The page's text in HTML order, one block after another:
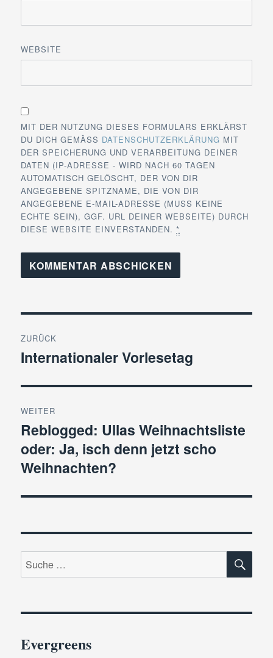
WEBSITE
MIT DER NUTZUNG DIESES FORMULARS ERKLÄRST
DU DICH GEMÄSS DATENSCHUTZERKLÄRUNG MIT
DER SPEICHERUNG UND VERARBEITUNG DEINER
DATEN (IP-ADRESSE - WIRD NACH 60 TAGEN
AUTOMATISCH GELÖSCHT, DER VON DIR
ANGEGEBENE SPITZNAME, DIE VON DIR
ANGEGEBENE E-MAIL-ADRESSE (MUSS KEINE
ECHTE SEIN), GGF. URL DEINER WEBSEITE) DURCH
DIESE WEBSITE EINVERSTANDEN.*
ZURÜCK
Vorheriger
Internationaler Vorlesetag
WEITER
Nächster
Beitrag:
Reblogged: Ullas Weihnachtsliste
oder: Ja, isch denn jetzt scho
Weihnachten?
Suche
nach:
Evergreens